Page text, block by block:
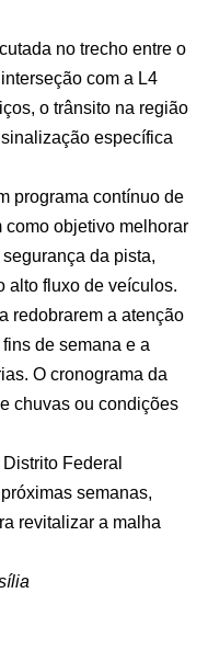
no trecho entre o
com a L4
o trânsito na região
específica
programa contínuo de
como objetivo melhorar
da pista,
alto fluxo de veículos.
redobrarem a atenção
de semana e a
O cronograma da
chuvas ou condições
Federal
semanas,
revitalizar a malha